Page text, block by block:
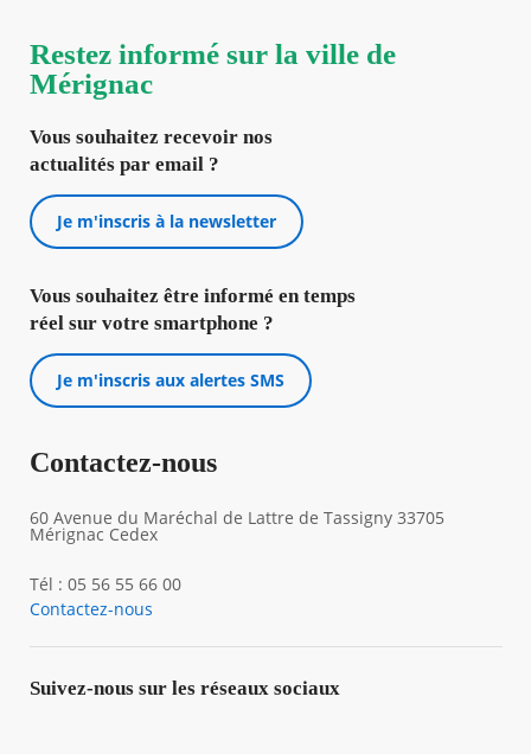
Restez informé sur la ville de
Mérignac
Vous souhaitez recevoir nos
actualités par email ?
Je m'inscris à la newsletter
Vous souhaitez être informé en temps
réel sur votre smartphone ?
Je m'inscris aux alertes SMS
Contactez-nous
60 Avenue du Maréchal de Lattre de Tassigny 33705
Mérignac Cedex
Tél : 05 56 55 66 00
Contactez-nous
Suivez-nous sur les réseaux sociaux